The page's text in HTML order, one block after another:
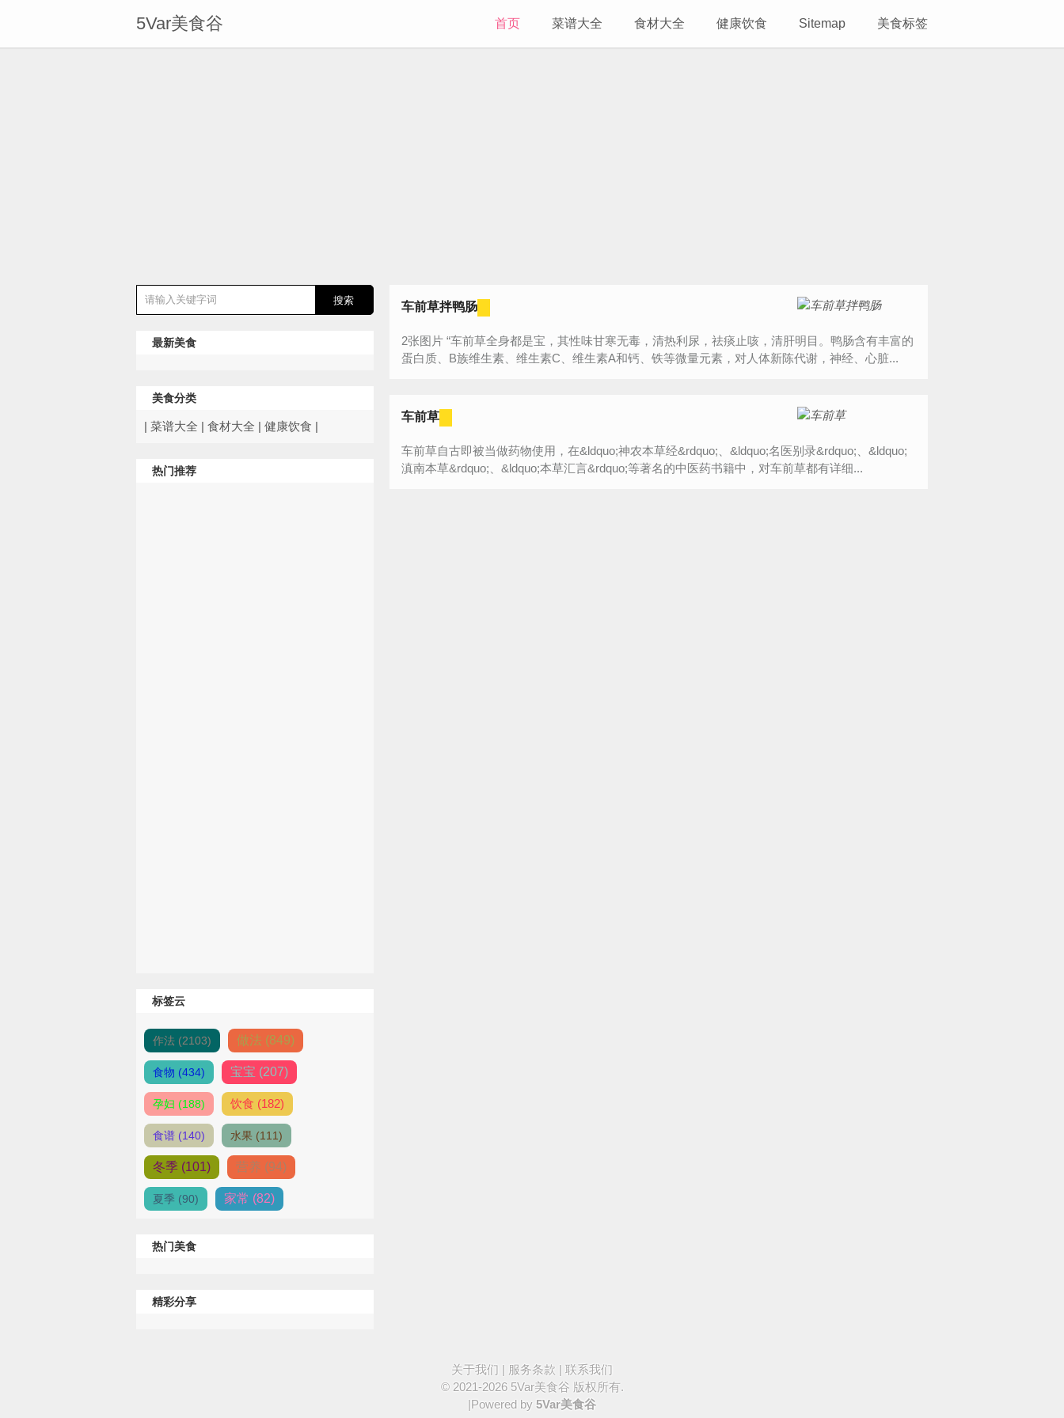
5Var美食谷 首页 菜谱大全 食材大全 健康饮食 Sitemap 美食标签
最新美食
美食分类
| 菜谱大全 | 食材大全 | 健康饮食 |
热门推荐
标签云
作法 (2103) 做法 (849)
食物 (434) 宝宝 (207)
孕妇 (188) 饮食 (182)
食谱 (140) 水果 (111)
冬季 (101) 营养 (94)
夏季 (90) 家常 (82)
热门美食
精彩分享
车前草拌鸭肠
2张图片 “车前草全身都是宝，其性味甘寒无毒，清热利尿，祛痰止咳，清肝明目。鸭肠含有丰富的
蛋白质、B族维生素、维生素C、维生素A和钙、铁等微量元素，对人体新陈代谢，神经、心脏...
车前草
车前草自古即被当做药物使用，在&ldquo;神农本草经&rdquo;、&ldquo;名医别录&rdquo;、&ldquo;
滇南本草&rdquo;、&ldquo;本草汇言&rdquo;等著名的中医药书籍中，对车前草都有详细...
关于我们 | 服务条款 | 联系我们
© 2021-2026 5Var美食谷 版权所有.
|Powered by 5Var美食谷